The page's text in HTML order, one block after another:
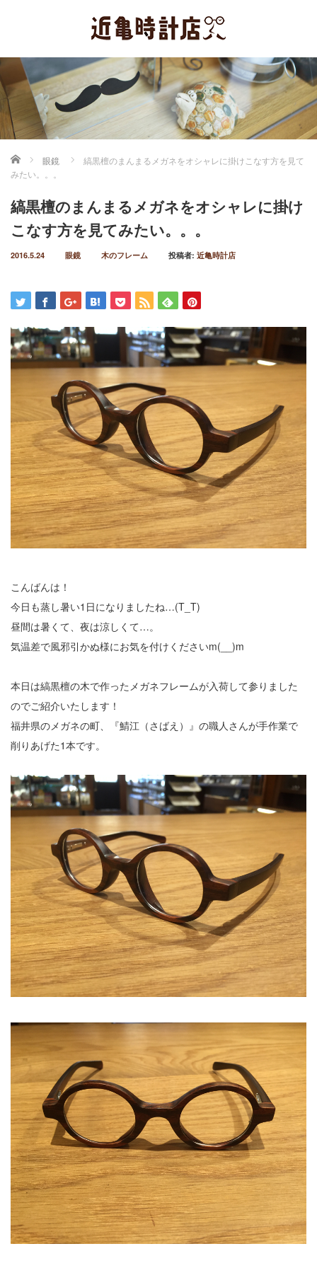
ホーム 眼鏡
縞黒檀のまんまるメガネをオシャレに掛けこなす方を見て
みたい。。。
縞黒檀のまんまるメガネをオシャレに掛け
こなす方を見てみたい。。。
2016.5.24 眼鏡 木のフレーム 投稿者: 近亀時計店
こんばんは！
今日も蒸し暑い1日になりましたね…(T_T)
昼間は暑くて、夜は涼しくて…。
気温差で風邪引かぬ様にお気を付けくださいm(__)m
本日は縞黒檀の木で作ったメガネフレームが入荷して参りました
のでご紹介いたします！
福井県のメガネの町、『鯖江（さばえ）』の職人さんが手作業で
削りあげた1本です。